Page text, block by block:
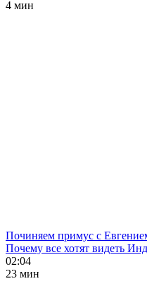
4 мин
Починяем примус с
Почему все хотят видеть
02:04
23 мин